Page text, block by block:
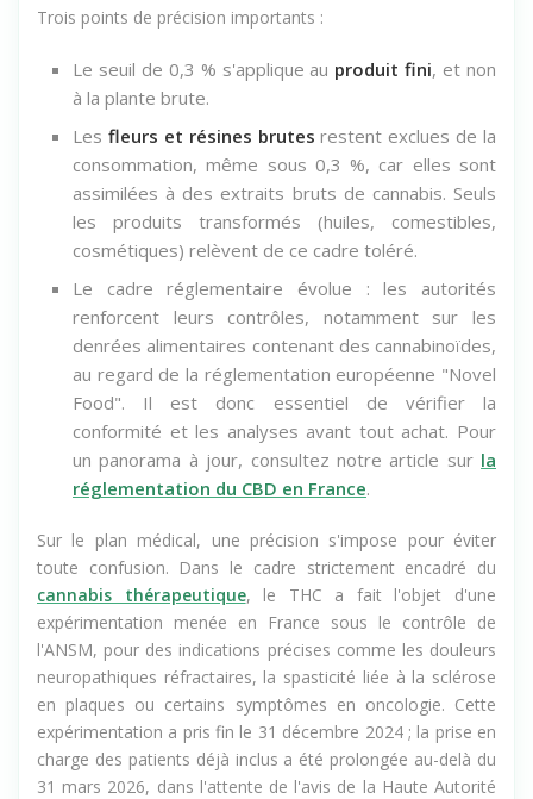
Le seuil de 0,3 % s'applique au
à la plante brute.
Lesfleurs et résines brutes restent exclues de la
consommation, même sous 0,3 %, car elles sont
assimilées à des extraits bruts de cannabis. Seuls
les produits transformés (huiles, comestibles,
Le cadre réglementaire évolue : les autorités
renforcent leurs contrôles, notamment sur les
denrées alimentaires contenant des cannabinoïdes,
au regard de la réglementation européenne "Novel
Food". Il est donc essentiel de vérifier la
conformité et les analyses avant tout achat. Pour
un panorama à jour, consultez notre article sur
Sur le plan médical, une précision s'impose pour éviter
toute confusion. Dans le cadre strictement encadré du
cannabis thérapeutique, le THC a fait l'objet d'une
expérimentation menée en France sous le contrôle de
l'ANSM, pour des indications précises comme les douleurs
neuropathiques réfractaires, la spasticité liée à la sclérose
en plaques ou certains symptômes en oncologie. Cette
expérimentation a pris fin le 31 décembre 2024 ; la prise en
charge des patients déjà inclus a été prolongée au-delà du